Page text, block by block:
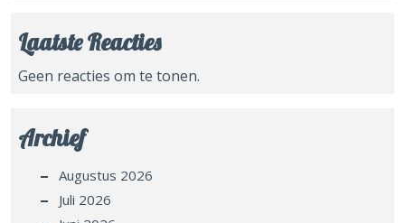
Laatste Reacties
Geen reacties om te tonen.
Archief
Augustus 2026
Juli 2026